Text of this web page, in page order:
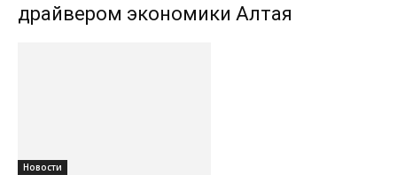
драйвером экономики Алтая
Новости